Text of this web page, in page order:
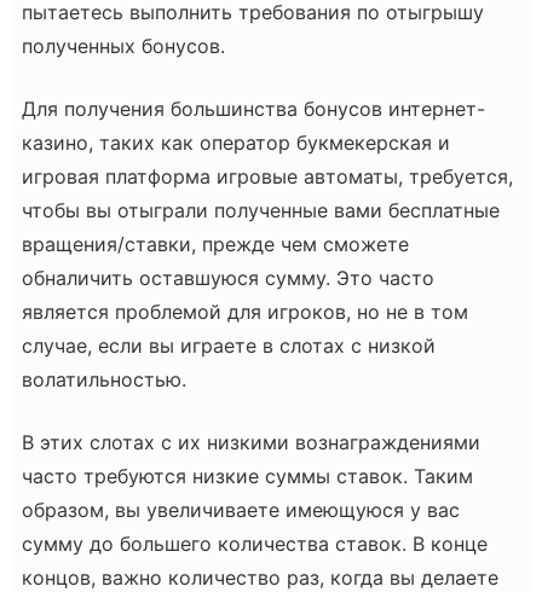
пытаетесь выполнить требования по отыгрышу
полученных бонусов.
Для получения большинства бонусов интернет-
казино, таких как оператор букмекерская и
игровая платформа игровые автоматы, требуется,
чтобы вы отыграли полученные вами бесплатные
вращения/ставки, прежде чем сможете
обналичить оставшуюся сумму. Это часто
является проблемой для игроков, но не в том
случае, если вы играете в слотах с низкой
волатильностью.
В этих слотах с их низкими вознаграждениями
часто требуются низкие суммы ставок. Таким
образом, вы увеличиваете имеющуюся у вас
сумму до большего количества ставок. В конце
концов, важно количество раз, когда вы делаете